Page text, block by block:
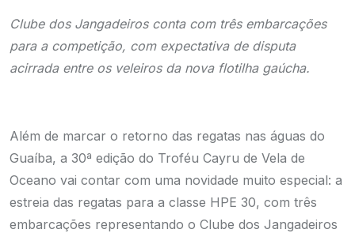
Clube dos Jangadeiros conta com três embarcações
para a competição, com expectativa de disputa
acirrada entre os veleiros da nova flotilha gaúcha.
Além de marcar o retorno das regatas nas águas do
Guaíba, a 30ª edição do Troféu Cayru de Vela de
Oceano vai contar com uma novidade muito especial: a
estreia das regatas para a classe HPE 30, com três
embarcações representando o Clube dos Jangadeiros